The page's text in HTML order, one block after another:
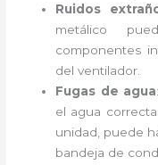
Ruidos
metálico
componentes
del ventilador.
Fugas de agua
el agua
unidad, puede
bandeja de